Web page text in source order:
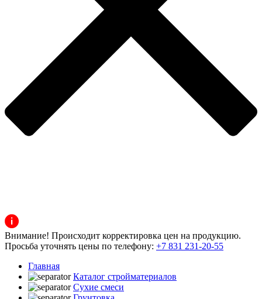
Внимание! Происходит корректировка цен на продукцию.
Просьба уточнять цены по телефону: +7 831 231-20-55
Главная
Каталог стройматериалов
Сухие смеси